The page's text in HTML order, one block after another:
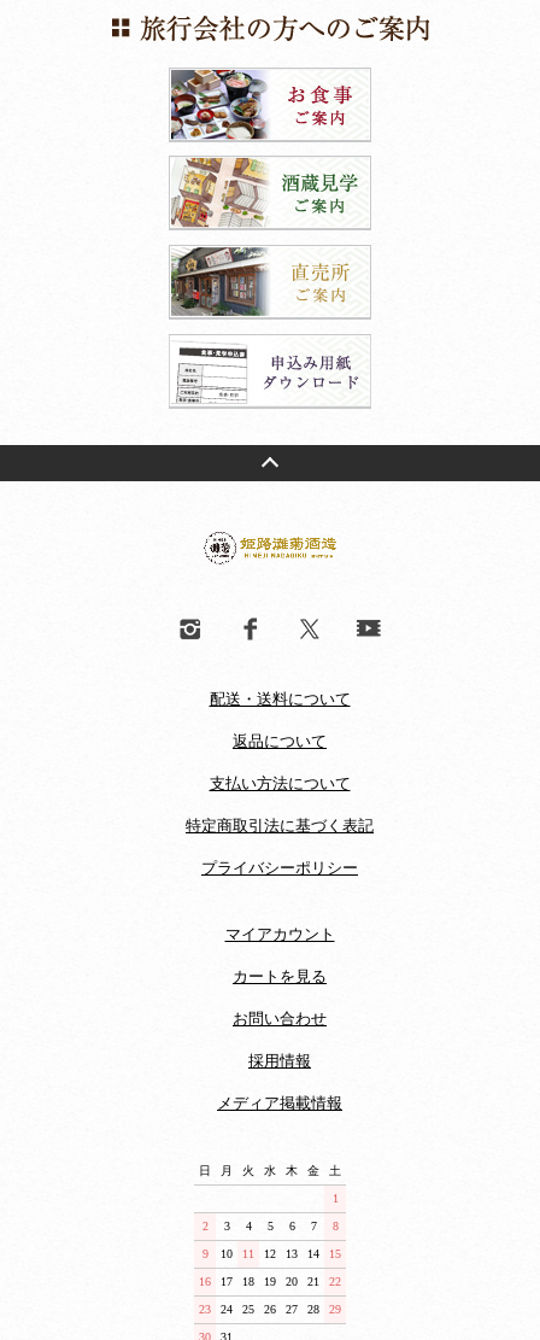
配送・送料について
返品について
支払い方法について
特定商取引法に基づく表記
プライバシーポリシー
マイアカウント
カートを見る
お問い合わせ
採用情報
メディア掲載情報
日 月 火 水 木 金 土
1
2 3 4 5 6 7 8
9 10 11 12 13 14 15
16 17 18 19 20 21 22
23 24 25 26 27 28 29
30 31